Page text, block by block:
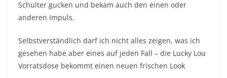
Schulter gucken und bekam auch den einen oder
anderen Impuls.
Selbstverständlich darf ich nicht alles zeigen, was ich
gesehen habe aber eines auf jeden Fall – die Lucky Lou
Vorratsdose bekommt einen neuen frischen Look